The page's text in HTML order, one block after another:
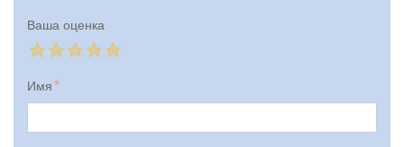
Ваша оценка
Имя